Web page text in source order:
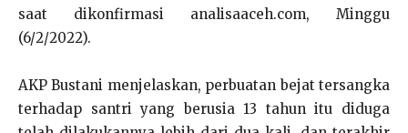
saat dikonfirmasi analisaaceh.com, Minggu
(6/2/2022).
AKP Bustani menjelaskan, perbuatan bejat tersangka
terhadap santri yang berusia 13 tahun itu diduga